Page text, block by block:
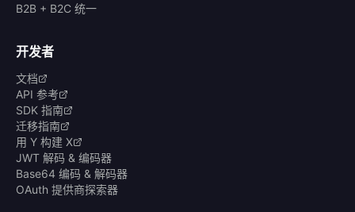
B2B + B2C 统一
开发者
文档
API 参考
SDK 指南
迁移指南
用 Y 构建 X
JWT 解码 & 编码器
Base64 编码 & 解码器
OAuth 提供商探索器